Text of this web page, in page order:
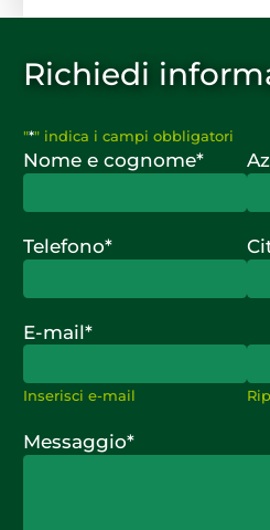
Richiedi
"*" indica i campi obbligatori
Nome e cognome*
Telefono*
E-mail*
Inserisci e-mail
Messaggio*